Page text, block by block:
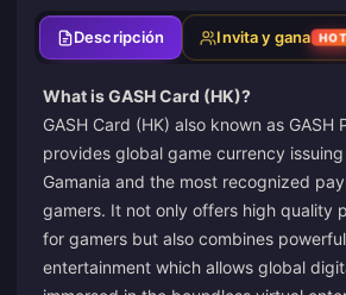
Descripción Invita y gana HOT
What is GASH Card (HK)?
GASH Card (HK) also known as GASH
provides global game currency
Gamania and the most recognized
gamers. It not only offers high quality
for gamers but also combines
entertainment which allows global